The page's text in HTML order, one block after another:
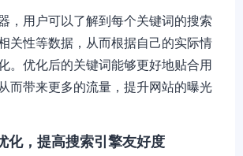
，用户可以了解到每个关键词的搜索
关性等数据，从而根据自己的实际情
。优化后的关键词能够更好地贴合用
而带来更多的流量，提升网站的曝光
化，提高搜索引擎友好度